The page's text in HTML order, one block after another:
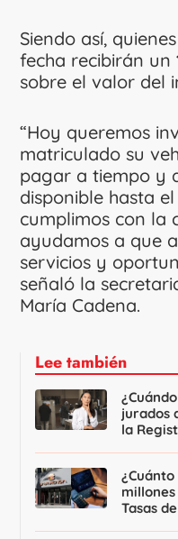
Siendo así,
fecha recibirán un
sobre el valor del
“Hoy queremos
matriculado su
pagar a tiempo y
disponible hasta
cumplimos con la
ayudamos a que
servicios y
señaló la
María Cadena.
Lee también
jurados
la
millones
Tasas